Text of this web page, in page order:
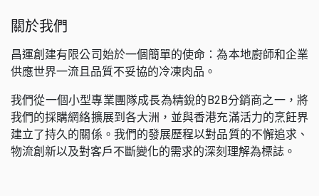
關於我們
昌運創建有限公司始於一個簡單的使命：為本地廚師和企業
供應世界一流且品質不妥協的冷凍肉品。
我們從一個小型專業團隊成長為精銳的B2B分銷商之一，將
我們的採購網絡擴展到各大洲，並與香港充滿活力的烹飪界
建立了持久的關係。我們的發展歷程以對品質的不懈追求、
物流創新以及對客戶不斷變化的需求的深刻理解為標誌。